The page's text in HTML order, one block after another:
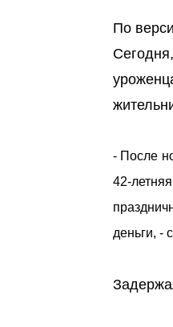
По
- После
42-
деньги, -